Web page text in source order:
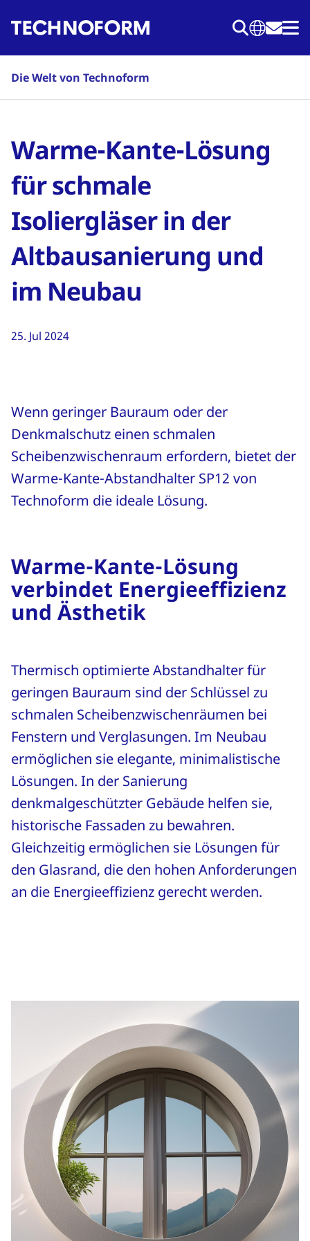
zum
Die Welt von Technoform
Warme-Kante-Lösung
für schmale
Isoliergläser in der
Altbausanierung und
im Neubau
25. Jul 2024
Wenn geringer Bauraum oder der
Denkmalschutz einen schmalen
Scheibenzwischenraum erfordern, bietet der
Warme-Kante-Abstandhalter SP12 von
Technoform die ideale Lösung.
Warme-Kante-Lösung
verbindet Energieeffizienz
und Ästhetik
Thermisch optimierte Abstandhalter für
geringen Bauraum sind der Schlüssel zu
schmalen Scheibenzwischenräumen bei
Fenstern und Verglasungen. Im Neubau
ermöglichen sie elegante, minimalistische
Lösungen. In der Sanierung
denkmalgeschützter Gebäude helfen sie,
historische Fassaden zu bewahren.
Gleichzeitig ermöglichen sie Lösungen für
den Glasrand, die den hohen Anforderungen
an die Energieeffizienz gerecht werden.